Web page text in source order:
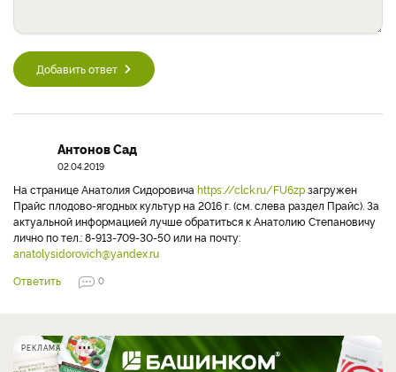
Добавить ответ
Антонов Сад
02.04.2019
На странице Анатолия Сидоровича https://clck.ru/FU6zpзагружен
Прайс плодово-ягодных культур на 2016 г. (см. слева раздел Прайс). За
актуальной информацией лучше обратиться к Анатолию Степановичу
лично по тел.: 8-913-709-30-50 или на почту:
anatolysidorovich@yandex.ru
Ответить
0
РЕКЛАМА